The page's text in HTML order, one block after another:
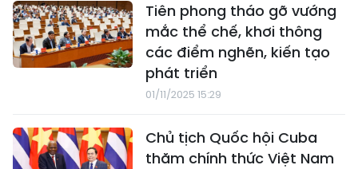
Tiên phong tháo gỡ vướng
mắc thể chế, khơi thông
các điểm nghẽn, kiến tạo
phát triển
01/11/2025 15:29
Chủ tịch Quốc hội Cuba
thăm chính thức Việt Nam